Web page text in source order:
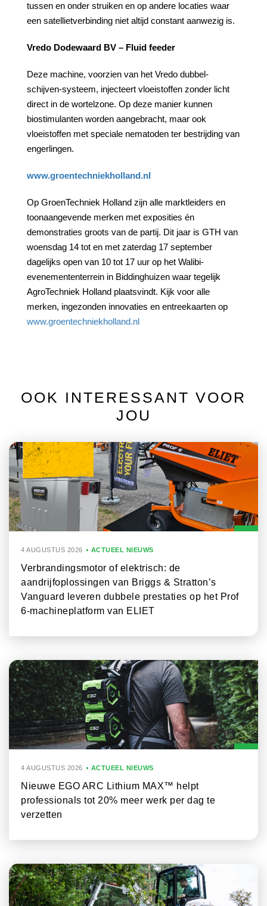
tussen en onder struiken en op andere locaties waar
een satellietverbinding niet altijd constant aanwezig is.
Vredo Dodewaard BV – Fluid feeder
Deze machine, voorzien van het Vredo dubbel-
schijven-systeem, injecteert vloeistoffen zonder licht
direct in de wortelzone. Op deze manier kunnen
biostimulanten worden aangebracht, maar ook
vloeistoffen met speciale nematoden ter bestrijding van
engerlingen.
www.groentechniekholland.nl
Op GroenTechniek Holland zijn alle marktleiders en
toonaangevende merken met exposities én
demonstraties groots van de partij. Dit jaar is GTH van
woensdag 14 tot en met zaterdag 17 september
dagelijks open van 10 tot 17 uur op het Walibi-
evenemententerrein in Biddinghuizen waar tegelijk
AgroTechniek Holland plaatsvindt. Kijk voor alle
merken, ingezonden innovaties en entreekaarten op
www.groentechniekholland.nl
OOK INTERESSANT VOOR
JOU
4 AUGUSTUS 2026 ACTUEEL NIEUWS
Verbrandingsmotor of elektrisch: de
aandrijfoplossingen van Briggs & Stratton’s
Vanguard leveren dubbele prestaties op het Prof
6-machineplatform van ELIET
4 AUGUSTUS 2026 ACTUEEL NIEUWS
Nieuwe EGO ARC Lithium MAX™ helpt
professionals tot 20% meer werk per dag te
verzetten